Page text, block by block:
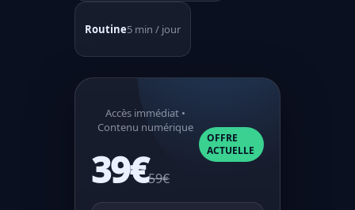
Routine5 min / jour
Accès immédiat •
Contenu numérique
39€59€
OFFRE
ACTUELLE